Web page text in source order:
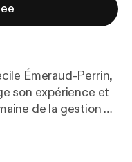
Émeraud-Perrin,
son expérience et
de la gestion de
à l'information de